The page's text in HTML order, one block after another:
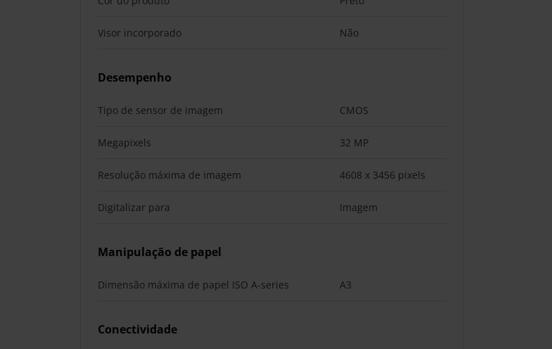
Visor incorporado Não
Desempenho
Tipo de sensor de imagem CMOS
Megapixels 32 MP
Resolução máxima de imagem 4608 x 3456 pixels
Digitalizar para Imagem
Manipulação de papel
Dimensão máxima de papel ISO A-series A3
Conectividade